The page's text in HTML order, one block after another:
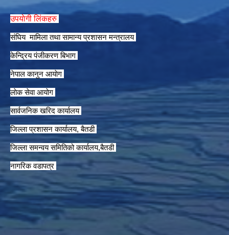
उपयाेगी लिंकहरु
संघिय मामिला तथा सामान्य प्रशासन मन्त्रालय
केन्द्रिय पंजीकरण बिभाग
नेपाल कानुन आयाेग
लाेक सेवा आयाेग
सार्वजनिक खरिद कार्यालय
जिल्ला प्रशासन कार्यालय, बैतडी
जिल्ला समन्वय समितिको कार्यालय,बैतडी
नागरिक वडापत्र